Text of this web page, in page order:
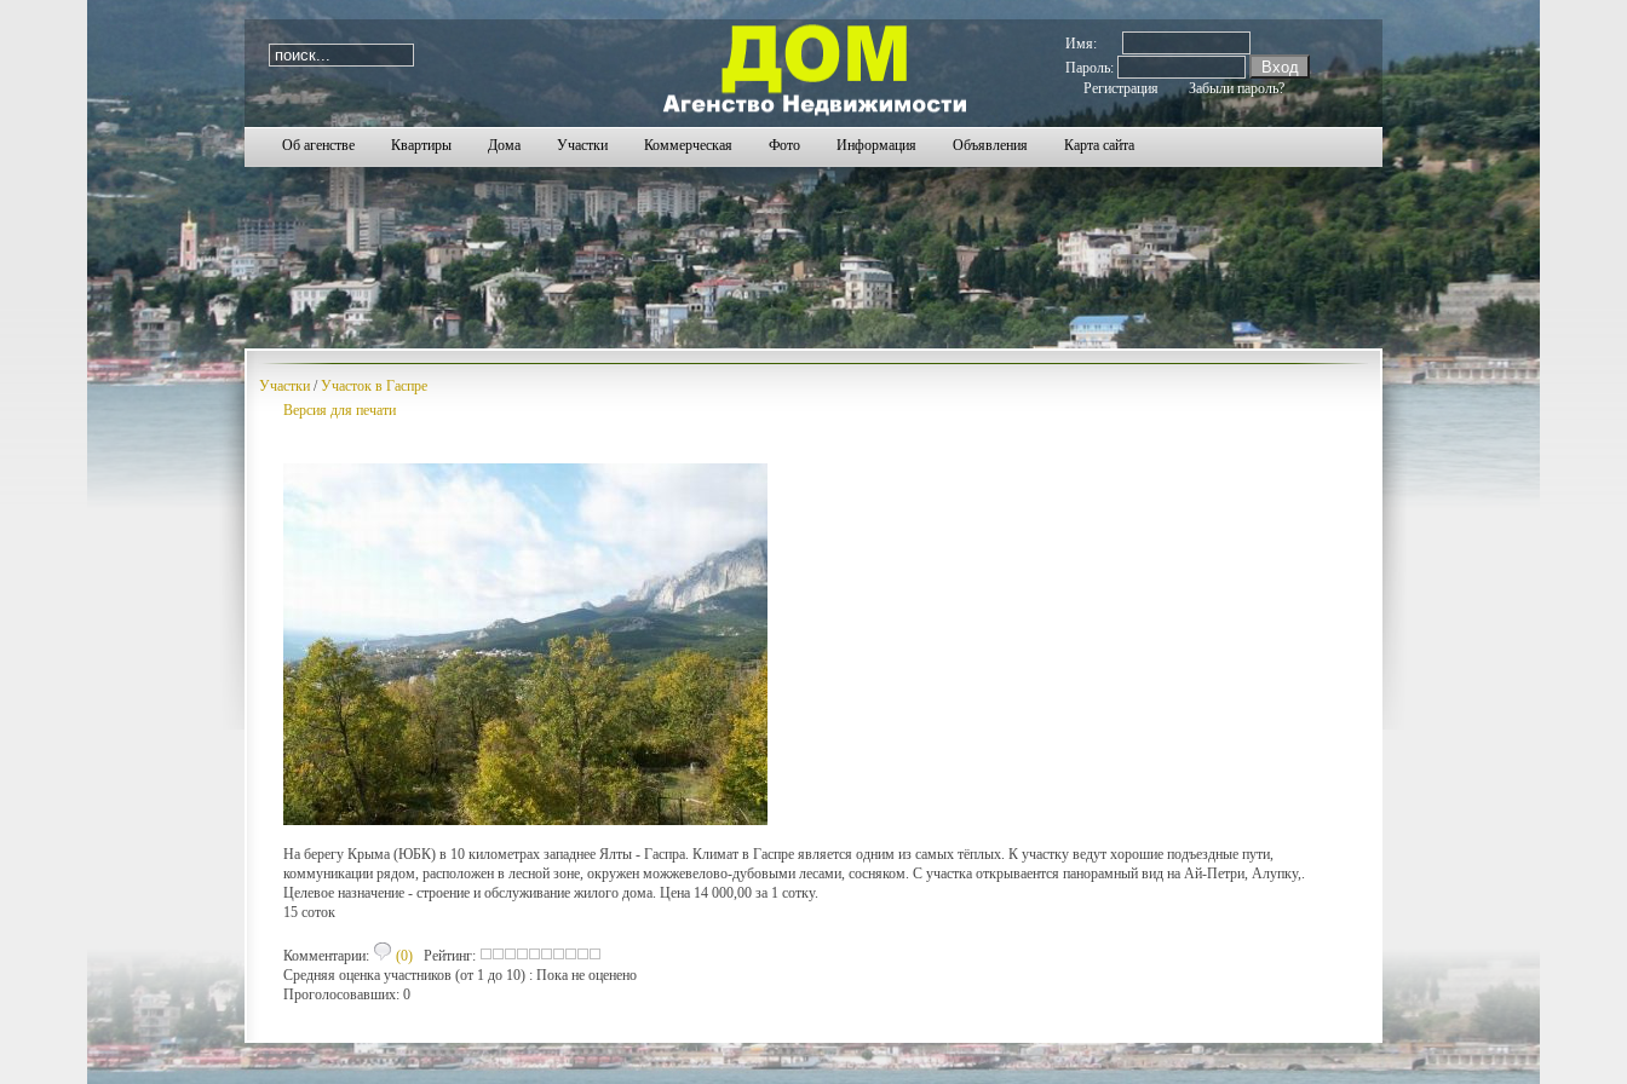
Имя:
Пароль:
Регистрация
Забыли пароль?
Об агенстве Квартиры Дома Участки Коммерческая Фото Информация Объявления Карта сайта
Участки /Участок в Гаспре
Версия для печати
На берегу Крыма (ЮБК) в 10 километрах западнее Ялты - Гаспра. Климат в Гаспре является одним из самых тёплых. К участку ведут хорошие подъездные пути,
коммуникации рядом, расположен в лесной зоне, окружен можжевелово-дубовыми лесами, сосняком. С участка открываентся панорамный вид на Ай-Петри, Алупку,.
Целевое назначение - строение и обслуживание жилого дома. Цена 14 000,00 за 1 сотку.
15 соток
Комментарии: (0) Рейтинг:
Средняя оценка участников (от 1 до 10) : Пока не оценено
Проголосовавших: 0